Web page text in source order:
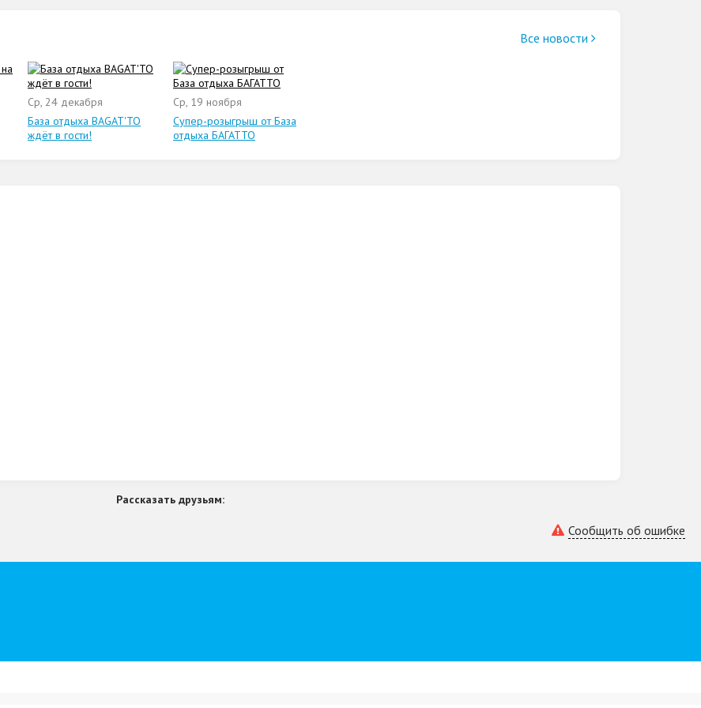
Все новости
Ср, 24 декабря
База отдыха BAGAT'TO
ждёт в гости!
Ср, 19 ноября
Супер-розыгрыш от База
отдыха БАГАТТО
Рассказать друзьям:
Сообщить об ошибке